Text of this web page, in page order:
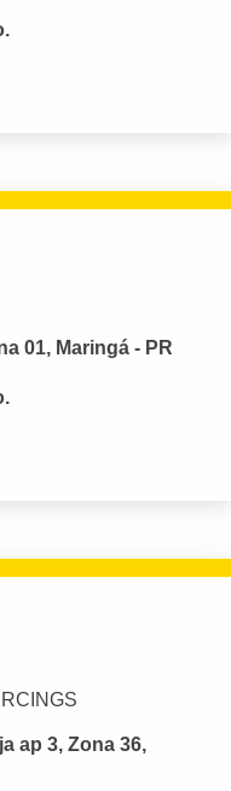
01, Maringá - PR
ap 3, Zona 36,